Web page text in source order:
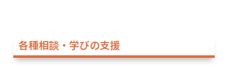
各種相談・学びの支援